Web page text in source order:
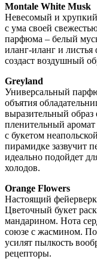
Montale White Musk
Невесомый и
с ума своей
парфюма – белый
иланг-иланг и
создаст воздушный
Greyland
Универсальный
объятия
выразительный
пленительный аромат
с букетом
пирамидке зазвучит
идеально подойдет
холодов.
Orange Flowers
Настоящий
Цветочный букет
мандарином. Нота
союзе с жасмином.
усилят пылкость
рецепторы.